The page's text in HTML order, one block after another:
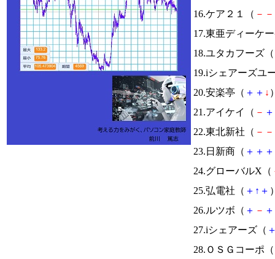
16.ケア２１（ － －
17.東亜ディーケ
18.ユタカフーズ（
19.iシェアーズユ
20.安楽亭（ ＋ ＋ ↓
21.アイケイ（ － ＋
22.東北新社（ － －
23.日新商（ ＋ ＋ ＋
24.グローバルX（
25.弘電社（ ＋ ↑ ＋
26.ルツボ（ ＋ － ＋
27.iシェアーズ（
28.ＯＳＧコーポ（